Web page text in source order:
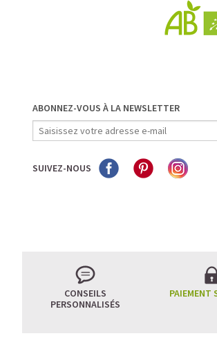
ABONNEZ-VOUS À LA NEWSLETTER
SUIVEZ-NOUS
CONSEILS
PERSONNALISÉS
PAIEMENT